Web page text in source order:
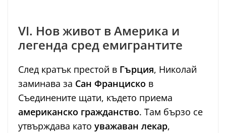
VI. Нов живот в Америка и
легенда сред емигрантите
След кратък престой в Гърция, Николай
заминава за Сан Франциско в
Съединените щати, където приема
американско гражданство. Там бързо се
утвърждава като уважаван лекар,